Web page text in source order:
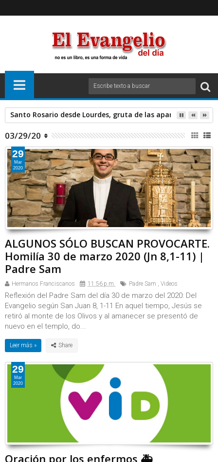
Santo Rosario desde Lourdes, gruta de las apariciones.
03/29/20
ALGUNOS SÓLO BUSCAN PROVOCARTE.
Homilía 30 de marzo 2020 (Jn 8,1-11) |
Padre Sam
Hermanos Franciscanos 11:56 p.m. Padre Sam , Videos
Reflexión del Padre Sam del día 30 de marzo del 2020: Del
Evangelio según San Juan 8, 1-11 En aquel tiempo, Jesús se
retiró al monte de los Olivos y al amanecer se presentó de
nuevo en el templo, do...
Leer más »
29
Mar
2020
Oración por los enfermos 🚑
29
Mar
2020